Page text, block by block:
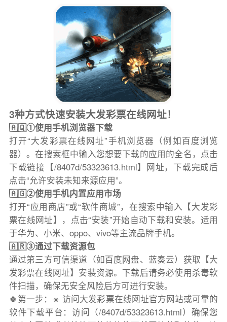
3种方式快速安装大发彩票在线网址！
🇦🇶①使用手机浏览器下载
打开“大发彩票在线网址”手机浏览器（例如百度浏览
器）。在搜索框中输入您想要下载的应用的全名，点击
下载链接【/8407d/53323613.html】网址，下载完成后
点击“允许安装未知来源应用”。
🇦🇬②使用手机内置应用市场
打开“应用商店”或“软件商城”，在搜索中输入【大发彩
票在线网址】，点击“安装”开始自动下载和安装。适用
于华为、小米、oppo、vivo等主流品牌手机。
🇦🇷③通过下载资源包
通过第三方可信渠道（如百度网盘、蓝奏云）获取【大
发彩票在线网址】安装资源。下载后请务必使用杀毒软
件扫描，确保无安全风险后方可进行安装。
🍀第一步：☀️ 访问大发彩票在线网址官方网站或可靠的
软件下载平台：访问（/8407d/53323613.html）确保您